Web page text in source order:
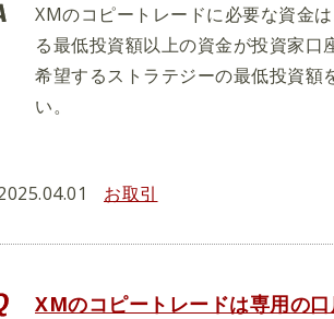
XMのコピートレードに必要な資金
る最低投資額以上の資金が投資家
希望するストラテジーの最低投資額
い。
お取引
XMのコピートレードは専用の